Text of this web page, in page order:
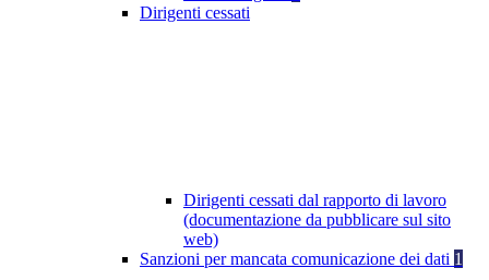
Dirigenti cessati
Dirigenti cessati dal rapporto di lavoro
(documentazione da pubblicare sul sito
web)
Sanzioni per mancata comunicazione dei dati 1